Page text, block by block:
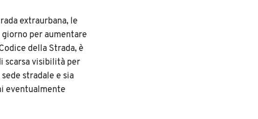
extraurbana, le
per aumentare
della Strada, è
scarsa visibilità per
stradale e sia
eventualmente